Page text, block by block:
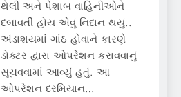
થેલી અને પેશાબ વાહિનીઓને
દબાવતી હોય એવું નિદાન થયું..
અંડાશયમાં ગાંઠ હોવાને કારણે
ડોક્ટર દ્વારા ઓપરેશન કરાવવાનું
સૂચવવામાં આવ્યું હતું. આ
ઓપરેશન દરમિયાન…